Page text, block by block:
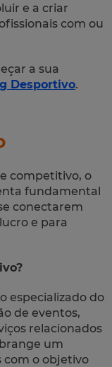
e a criar
com ou
a sua
Desportivo.
competitivo, o
fundamental
conectarem
e para
especializado do
de eventos,
relacionados
um
com o objetivo